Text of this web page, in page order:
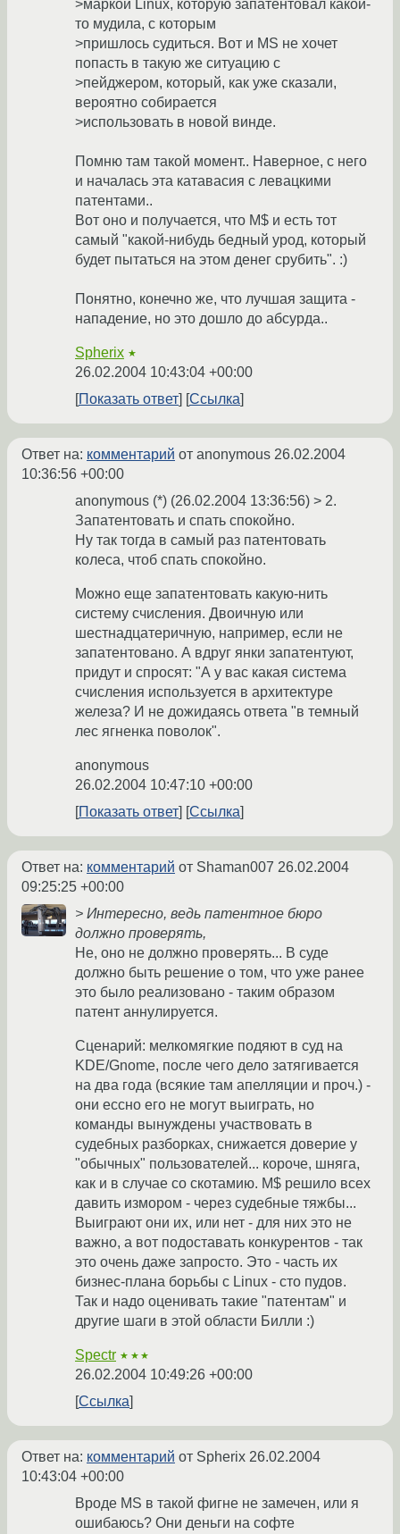
>маркой Linux, которую запатентовал какой-
то мудила, с которым
>пришлось судиться. Вот и MS не хочет
попасть в такую же ситуацию с
>пейджером, который, как уже сказали,
вероятно собирается
>использовать в новой винде.
Помню там такой момент.. Наверное, с него
и началась эта катавасия с левацкими
патентами..
Вот оно и получается, что M$ и есть тот
самый "какой-нибудь бедный урод, который
будет пытаться на этом денег срубить". :)
Понятно, конечно же, что лучшая защита -
нападение, но это дошло до абсурда..
Spherix ★
26.02.2004 10:43:04 +00:00
Показать ответ
Ссылка
Ответ на: комментарий от anonymous 26.02.2004
10:36:56 +00:00
anonymous (*) (26.02.2004 13:36:56) > 2.
Запатентовать и спать спокойно.
Ну так тогда в самый раз патентовать
колеса, чтоб спать спокойно.
Можно еще запатентовать какую-нить
систему счисления. Двоичную или
шестнадцатеричную, например, если не
запатентовано. А вдруг янки запатентуют,
придут и спросят: "А у вас какая система
счисления используется в архитектуре
железа? И не дожидаясь ответа "в темный
лес ягненка поволок".
anonymous
26.02.2004 10:47:10 +00:00
Показать ответ
Ссылка
Ответ на: комментарий от Shaman007 26.02.2004
09:25:25 +00:00
> Интересно, ведь патентное бюро
должно проверять,
Не, оно не должно проверять... В суде
должно быть решение о том, что уже ранее
это было реализовано - таким образом
патент аннулируется.
Сценарий: мелкомягкие подяют в суд на
KDE/Gnome, после чего дело затягивается
на два года (всякие там апелляции и проч.) -
они ессно его не могут выиграть, но
команды вынуждены участвовать в
судебных разборках, снижается доверие у
"обычных" пользователей... короче, шняга,
как и в случае со скотамию. M$ решило всех
давить измором - через судебные тяжбы...
Выиграют они их, или нет - для них это не
важно, а вот подоставать конкурентов - так
это очень даже запросто. Это - часть их
бизнес-плана борьбы с Linux - сто пудов.
Так и надо оценивать такие "патентам" и
другие шаги в этой области Билли :)
Spectr ★★★
26.02.2004 10:49:26 +00:00
Ссылка
Ответ на: комментарий от Spherix 26.02.2004
10:43:04 +00:00
Вроде MS в такой фигне не замечен, или я
ошибаюсь? Они деньги на софте